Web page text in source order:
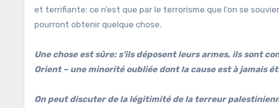
et terrifiante: ce n’est que par le terrorisme que l’on se
pourront obtenir quelque chose.
Une chose est sûre: s’ils déposent leurs armes, ils sont
Orient – une minorité oubliée dont la cause est à jamais
On peut discuter de la légitimité de la terreur